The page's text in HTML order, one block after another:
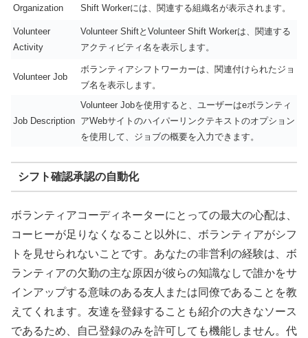
Organization
Shift Workerには、関連する組織名が表示されます。
Volunteer
Activity
Volunteer ShiftとVolunteer Shift Workerは、関連する
アクティビティ名を表示します。
Volunteer Job
ボランティアシフトワーカーは、関連付けられたジョ
ブ名を表示します。
Job Description
Volunteer Jobを使用すると、ユーザーはeボランティ
アWebサイトのハイパーリンクテキストのオプション
を使用して、ジョブの概要を入力できます。
シフト確認承認の自動化
ボランティアコーディネーターにとっての最大の心配は、
コーヒーが足りなくなること以外に、ボランティアがシフ
トを見せられないことです。あなたの非営利の経験は、ボ
ランティアの欠勤の主な原因が彼らの知識なしで誰かをサ
インアップする意味のある友人または同僚であることを教
えてくれます。友達を登録することも紹介の大きなソース
であるため、自己登録のみを許可しても機能しません。代